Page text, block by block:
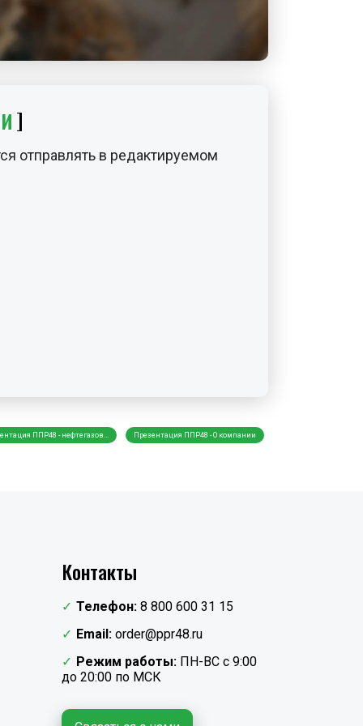
отправлять в редактируемом
ППР48 - нефтегазов... Презентация ППР48 - О компании
Контакты
Телефон: 8 800 600 31 15
Email: order@ppr48.ru
Режим работы: ПН-ВС с 9:00
до 20:00 по МСК